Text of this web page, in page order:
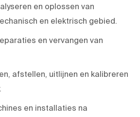
en oplossen van
en elektrisch gebied.
en vervangen van
afstellen, uitlijnen en kalibreren
en installaties na